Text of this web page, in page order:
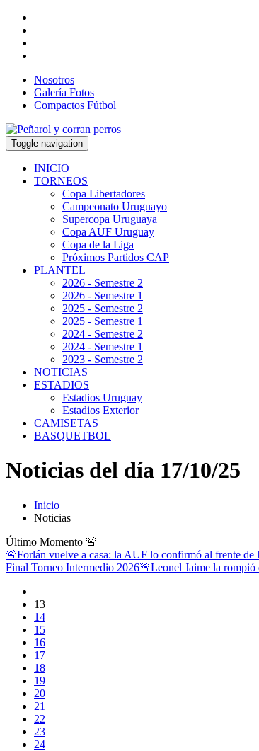
Nosotros
Galería Fotos
Compactos Fútbol
Toggle navigation
INICIO
TORNEOS
Copa Libertadores
Campeonato Uruguayo
Supercopa Uruguaya
Copa AUF Uruguay
Copa de la Liga
Próximos Partidos CAP
PLANTEL
2026 - Semestre 2
2026 - Semestre 1
2025 - Semestre 2
2025 - Semestre 1
2024 - Semestre 2
2024 - Semestre 1
2023 - Semestre 2
NOTICIAS
ESTADIOS
Estadios Uruguay
Estadios Exterior
CAMISETAS
BASQUETBOL
Noticias del día 17/10/25
Inicio
Noticias
Último Momento 🚨
🚨Forlán vuelve a casa: la AUF lo confirmó al frente de
Final Torneo Intermedio 2026🚨Leonel Jaime la
13
14
15
16
17
18
19
20
21
22
23
24